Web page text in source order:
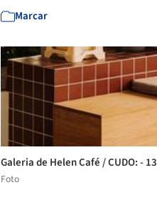
Marcar
Galeria de Helen Café / CUDO: - 13
Foto